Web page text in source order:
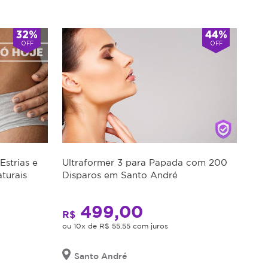
para receber ofertas
Se não usar, posso trocar?
32%
OFF
e
44%
OFF
Ultraformer 3 para Papada com 200
Disparos em Santo André
R$ 499,00
ou 10x de R$ 55,55 com juros
Santo André